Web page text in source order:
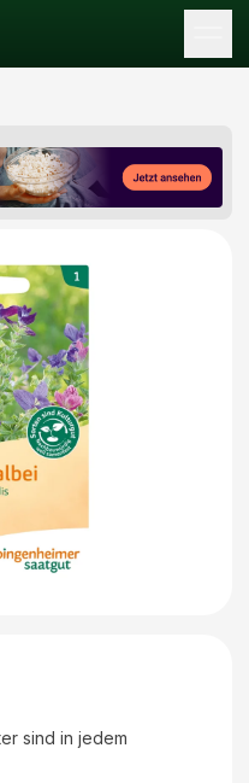
sind in jedem